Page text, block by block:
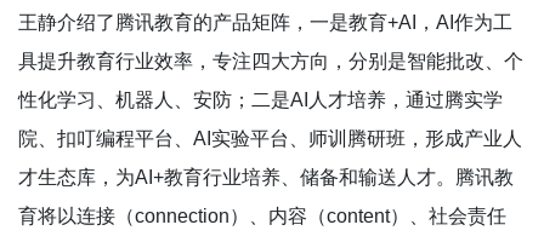
王静介绍了腾讯教育的产品矩阵，一是教育+AI，AI作为工
具提升教育行业效率，专注四大方向，分别是智能批改、个
性化学习、机器人、安防；二是AI人才培养，通过腾实学
院、扣叮编程平台、AI实验平台、师训腾研班，形成产业人
才生态库，为AI+教育行业培养、储备和输送人才。腾讯教
育将以连接（connection）、内容（content）、社会责任